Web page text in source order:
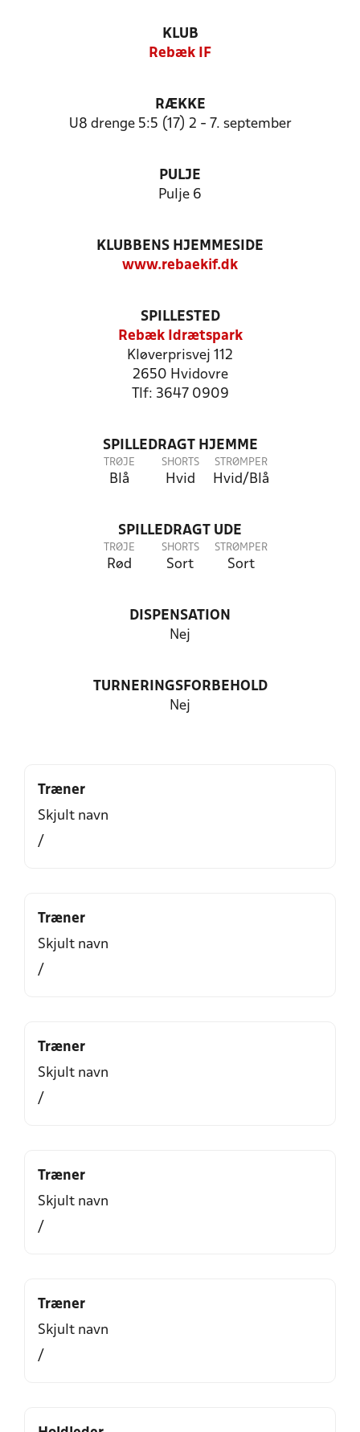
KLUB
Rebæk IF
RÆKKE
U8 drenge 5:5 (17) 2 - 7. september
PULJE
Pulje 6
KLUBBENS HJEMMESIDE
www.rebaekif.dk
SPILLESTED
Rebæk Idrætspark
Kløverprisvej 112
2650 Hvidovre
Tlf: 3647 0909
SPILLEDRAGT HJEMME
TRØJE
Blå
SHORTS
Hvid
STRØMPER
Hvid/Blå
SPILLEDRAGT UDE
TRØJE
Rød
SHORTS
Sort
STRØMPER
Sort
DISPENSATION
Nej
TURNERINGSFORBEHOLD
Nej
Træner
Skjult navn
/
Træner
Skjult navn
/
Træner
Skjult navn
/
Træner
Skjult navn
/
Træner
Skjult navn
/